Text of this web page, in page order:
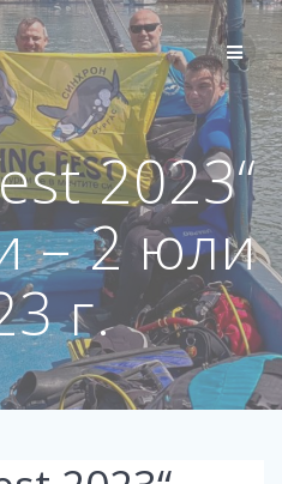
Skip
to
content
2023“
– 2 юли
г.